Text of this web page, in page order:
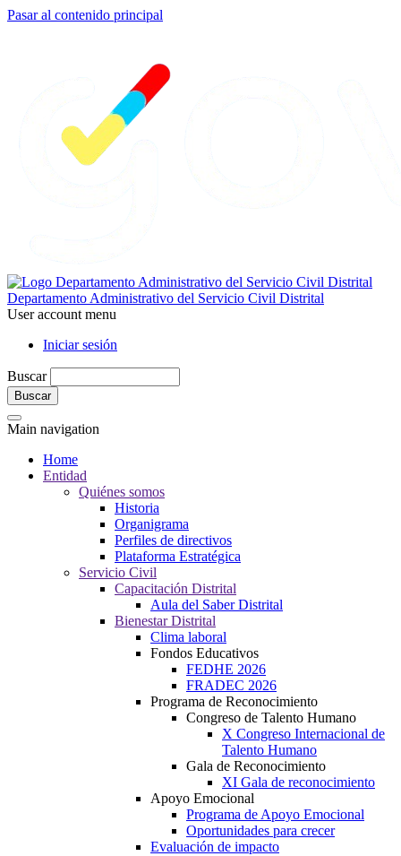
Pasar al contenido principal
Departamento Administrativo del Servicio Civil Distrital
User account menu
Iniciar sesión
Buscar
Main navigation
Home
Entidad
Quiénes somos
Historia
Organigrama
Perfiles de directivos
Plataforma Estratégica
Servicio Civil
Capacitación Distrital
Aula del Saber Distrital
Bienestar Distrital
Clima laboral
Fondos Educativos
FEDHE 2026
FRADEC 2026
Programa de Reconocimiento
Congreso de Talento Humano
X Congreso Internacional de
Talento Humano
Gala de Reconocimiento
XI Gala de reconocimiento
Apoyo Emocional
Programa de Apoyo Emocional
Oportunidades para crecer
Evaluación de impacto